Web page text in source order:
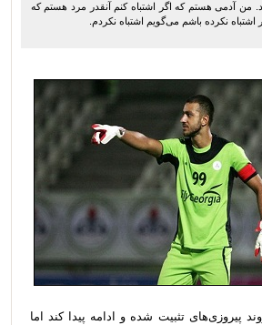
آدمی هستم که اگر اشتباه کنم آنقدر مرد هستم که
اشتباه نکرده باشم می‌گویم اشتباه نکردم.
پیروزی‌های تثبیت شده و ادامه پیدا کند اما